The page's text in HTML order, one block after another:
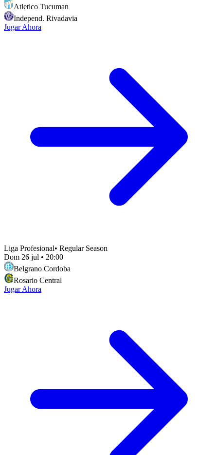
Atletico Tucuman
Independ. Rivadavia
Jugar Ahora
Liga Profesional• Regular Season
Dom 26 jul • 20:00
Belgrano Cordoba
Rosario Central
Jugar Ahora